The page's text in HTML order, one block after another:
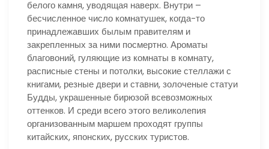
белого камня, уводящая наверх. Внутри –
бесчисленное число комнатушек, когда-то
принадлежавших былым правителям и
закрепленных за ними посмертно. Ароматы
благовоний, гуляющие из комнаты в комнату,
расписные стены и потолки, высокие стеллажи с
книгами, резные двери и ставни, золоченые статуи
Будды, украшенные бирюзой всевозможных
оттенков. И среди всего этого великолепия
организованным маршем проходят группы
китайских, японских, русских туристов.